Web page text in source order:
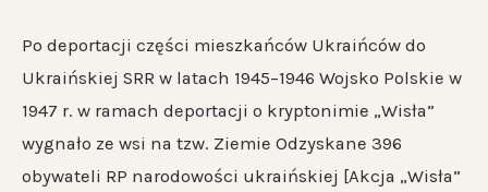
Po deportacji części mieszkańców Ukraińców do
Ukraińskiej SRR w latach 1945–1946 Wojsko Polskie w
1947 r. w ramach deportacji o kryptonimie „Wisła”
wygnało ze wsi na tzw. Ziemie Odzyskane 396
obywateli RP narodowości ukraińskiej [Akcja „Wisła”